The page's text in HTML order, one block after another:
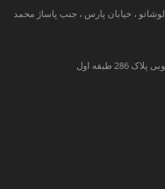
، خیابان پارس ، جنب پاساژ محمد
طبقه اول